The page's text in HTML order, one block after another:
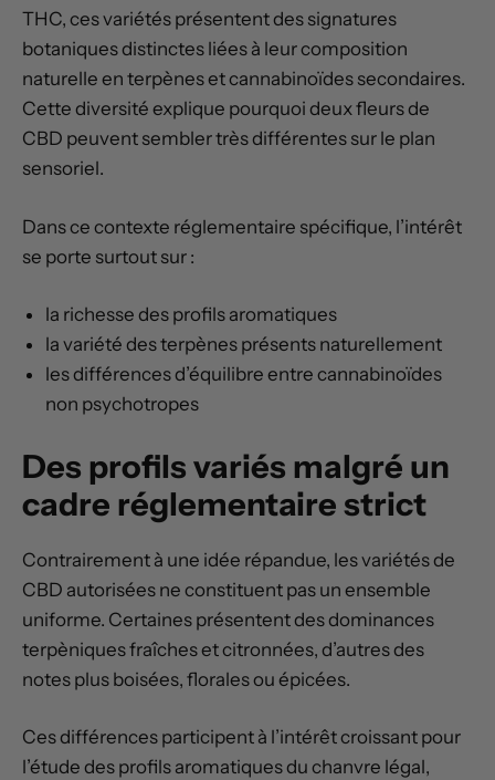
THC, ces variétés présentent des signatures
botaniques distinctes liées à leur composition
naturelle en terpènes et cannabinoïdes secondaires.
Cette diversité explique pourquoi deux fleurs de
CBD peuvent sembler très différentes sur le plan
sensoriel.
Dans ce contexte réglementaire spécifique, l’intérêt
se porte surtout sur :
la richesse des profils aromatiques
la variété des terpènes présents naturellement
les différences d’équilibre entre cannabinoïdes
non psychotropes
Des profils variés malgré un
cadre réglementaire strict
Contrairement à une idée répandue, les variétés de
CBD autorisées ne constituent pas un ensemble
uniforme. Certaines présentent des dominances
terpèniques fraîches et citronnées, d’autres des
notes plus boisées, florales ou épicées.
Ces différences participent à l’intérêt croissant pour
l’étude des profils aromatiques du chanvre légal,